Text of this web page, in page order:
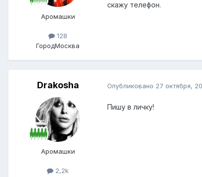
Аромашки
128
ГородМосква
скажу телефон.
Drakosha
Аромашки
2,2k
Опубликовано 27 октября,
Пишу в личку!